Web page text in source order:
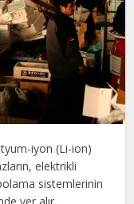
iyon (Li-ion)
elektrikli
sistemlerinin
yer alır.